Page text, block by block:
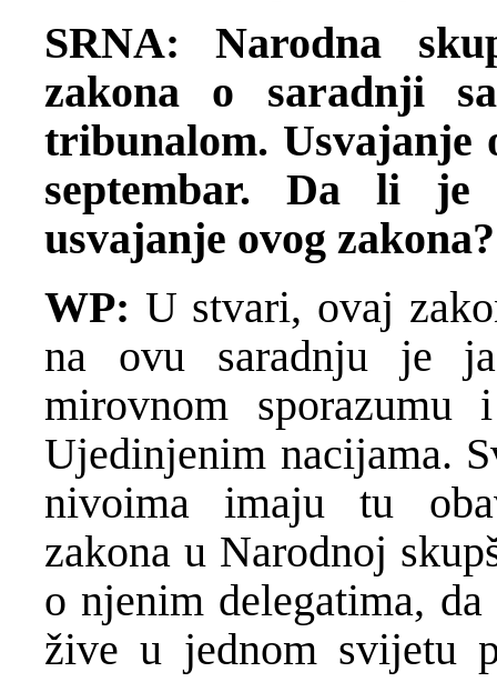
SRNA: Narodna
zakona o saradnji
tribunalom. Usvajanje
septembar. Da li
usvajanje ovog zakona?
WP: U stvari, ovaj
na ovu saradnju je
mirovnom
Ujedinjenim nacijama.
nivoima imaju tu
zakona u Narodnoj
o njenim delegatima,
žive u jednom svijetu